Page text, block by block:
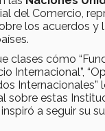
del Comercio,
los acuerdos y
clases cómo
Internacional”,
Internacionales”
sobre estas
a seguir su